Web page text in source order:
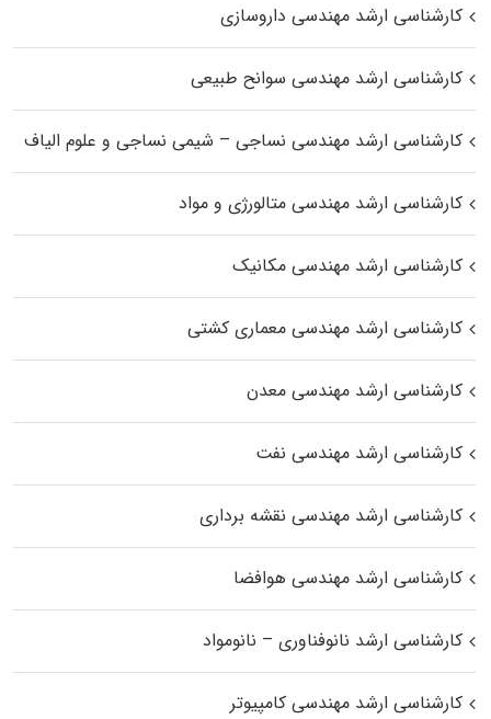
کارشناسی ارشد مهندسی داروسازی
کارشناسی ارشد مهندسی سوانح طبیعی
کارشناسی ارشد مهندسی نساجی – شیمی نساجی و علوم الیاف
کارشناسی ارشد مهندسی متالورژی و مواد
کارشناسی ارشد مهندسی مکانیک
کارشناسی ارشد مهندسی معماری کشتی
کارشناسی ارشد مهندسی معدن
کارشناسی ارشد مهندسی نفت
کارشناسی ارشد مهندسی نقشه برداری
کارشناسی ارشد مهندسی هوافضا
کارشناسی ارشد نانوفناوری – نانومواد
کارشناسی ارشد مهندسی کامپیوتر